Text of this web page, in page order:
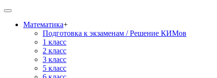
Математика+
Подготовка к экзаменам / Решение КИМов
1 класс
2 класс
3 класс
5 класс